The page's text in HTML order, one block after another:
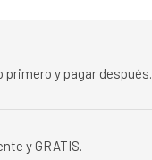
primero y pagar después.
y GRATIS.